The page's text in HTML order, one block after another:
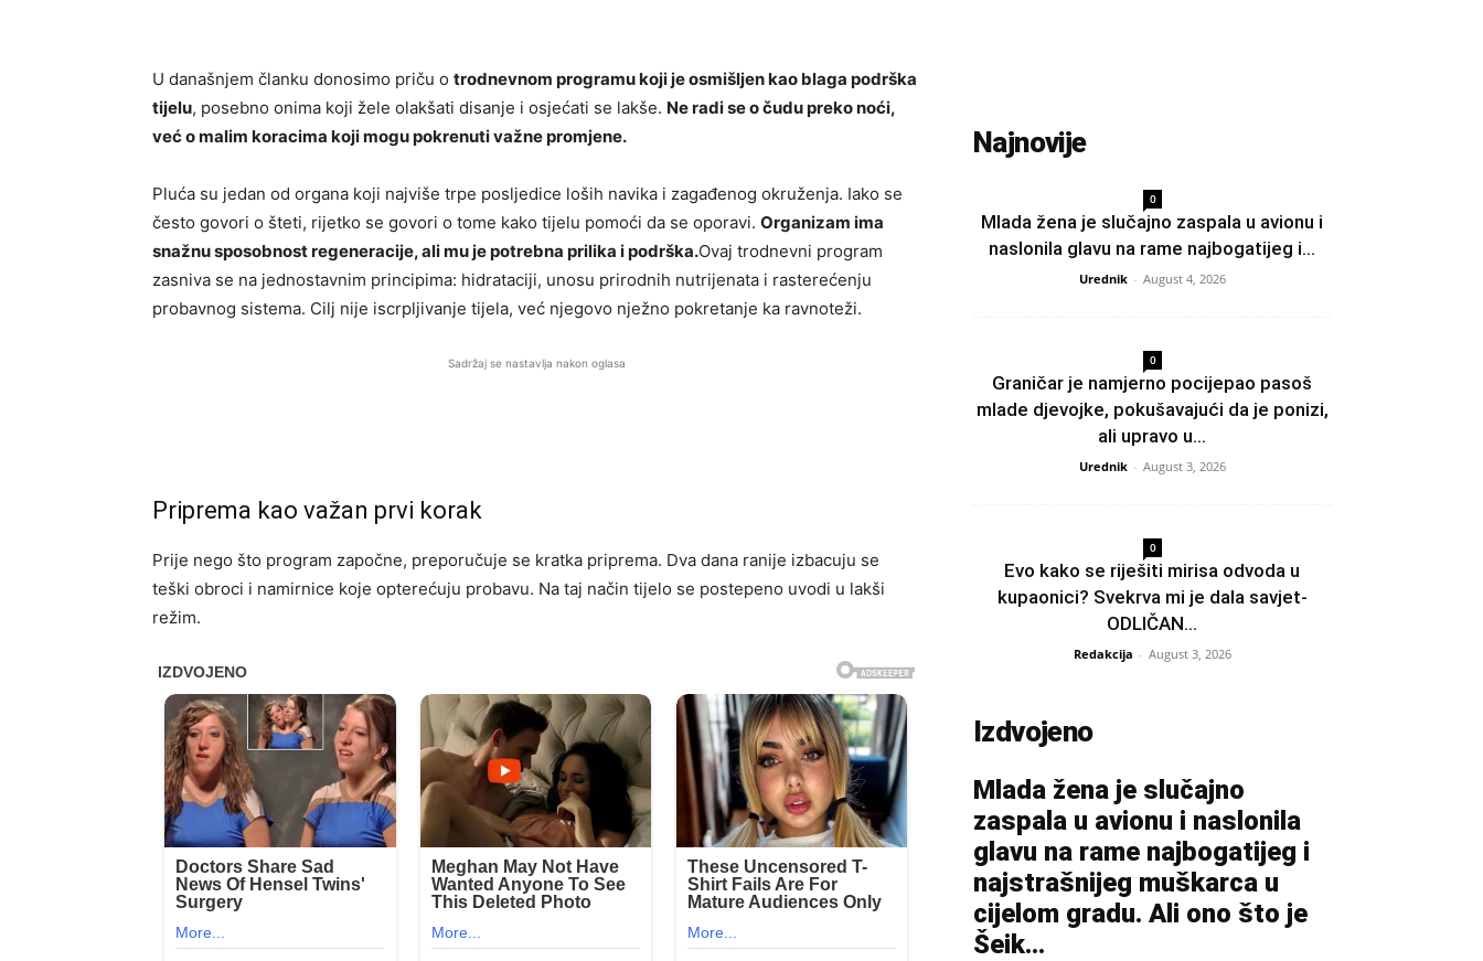
U današnjem članku donosimo priču o trodnevnom programu koji je osmišljen kao blaga podrška
tijelu, posebno onima koji žele olakšati disanje i osjećati se lakše. Ne radi se o čudu preko noći,
već o malim koracima koji mogu pokrenuti važne promjene.
Pluća su jedan od organa koji najviše trpe posljedice loših navika i zagađenog okruženja. Iako se
često govori o šteti, rijetko se govori o tome kako tijelu pomoći da se oporavi. Organizam ima
snažnu sposobnost regeneracije, ali mu je potrebna prilika i podrška.Ovaj trodnevni program
zasniva se na jednostavnim principima: hidrataciji, unosu prirodnih nutrijenata i rasterećenju
probavnog sistema. Cilj nije iscrpljivanje tijela, već njegovo nježno pokretanje ka ravnoteži.
Sadržaj se nastavlja nakon oglasa
Priprema kao važan prvi korak
Prije nego što program započne, preporučuje se kratka priprema. Dva dana ranije izbacuju se
teški obroci i namirnice koje opterećuju probavu. Na taj način tijelo se postepeno uvodi u lakši
režim.
Najnovije
0
Mlada žena je slučajno zaspala u avionu i
naslonila glavu na rame najbogatijeg i...
Urednik - August 4, 2026
0
Graničar je namjerno pocijepao pasoš
mlade djevojke, pokušavajući da je ponizi,
ali upravo u...
Urednik - August 3, 2026
0
Evo kako se riješiti mirisa odvoda u
kupaonici? Svekrva mi je dala savjet-
ODLIČAN...
Redakcija - August 3, 2026
Izdvojeno
Mlada žena je slučajno
zaspala u avionu i naslonila
glavu na rame najbogatijeg i
najstrašnijeg muškarca u
cijelom gradu. Ali ono što je
Šeik...